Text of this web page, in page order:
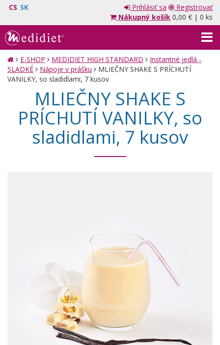
CS SK Prihlásiť sa
Registrovať
Nákupný košík 0,00 €| 0 ks
E-SHOP MEDIDIET HIGH STANDARD
Instantné jedlá -
SLADKÉ
Nápoje v prášku
MLIEČNY SHAKE S PRÍCHUTÍ
VANILKY, so sladidlami, 7 kusov
MLIEČNY SHAKE S
PRÍCHUTÍ VANILKY, so
sladidlami, 7 kusov